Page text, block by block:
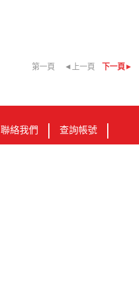
第一頁 ◄上一頁 下一頁►
聯絡我們 查詢帳號